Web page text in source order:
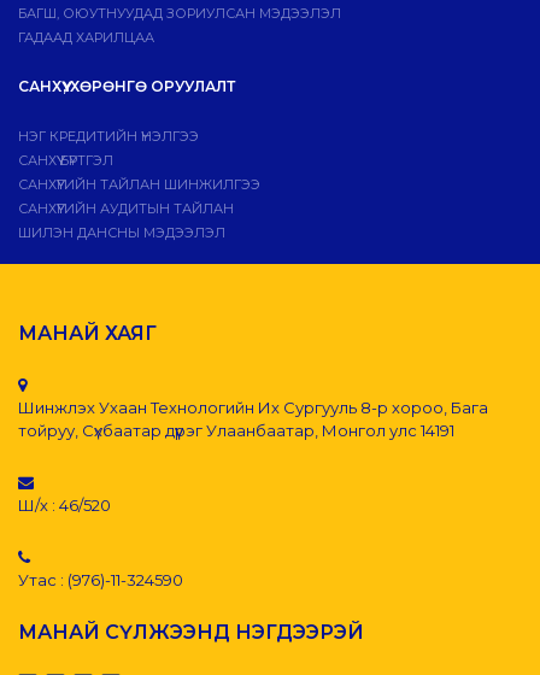
БАГШ, ОЮУТНУУДАД ЗОРИУЛСАН МЭДЭЭЛЭЛ
ГАДААД ХАРИЛЦАА
САНХҮҮ, ХӨРӨНГӨ ОРУУЛАЛТ
НЭГ КРЕДИТИЙН ҮНЭЛГЭЭ
САНХҮҮ БҮРТГЭЛ
САНХҮҮГИЙН ТАЙЛАН ШИНЖИЛГЭЭ
САНХҮҮГИЙН АУДИТЫН ТАЙЛАН
ШИЛЭН ДАНСНЫ МЭДЭЭЛЭЛ
МАНАЙ ХАЯГ
Шинжлэх Ухаан Технологийн Их Сургууль 8-р хороо, Бага
тойруу, Сүхбаатар дүүрэг Улаанбаатар, Монгол улс 14191
Ш/х : 46/520
Утас : (976)-11-324590
МАНАЙ СҮЛЖЭЭНД НЭГДЭЭРЭЙ